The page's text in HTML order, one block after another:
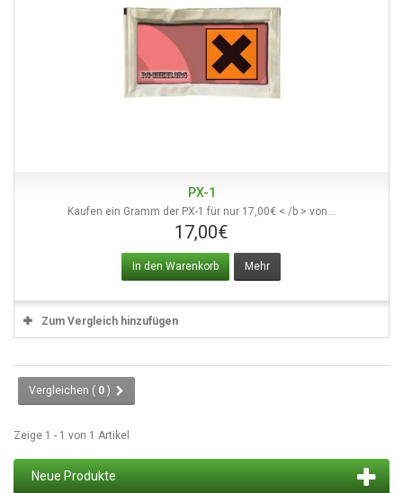
PX-1
Kaufen ein Gramm der PX-1 für nur 17,00€ < /b > von...
17,00€
In den Warenkorb Mehr
Zum Vergleich hinzufügen
Vergleichen ( 0 )
Zeige 1 - 1 von 1 Artikel
Neue Produkte